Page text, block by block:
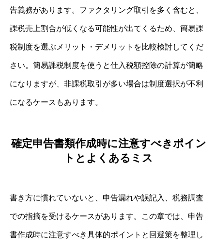
告義務があります。ファクタリング取引を多く含むと、
課税売上割合が低くなる可能性が出てくるため、簡易課
税制度を選ぶメリット・デメリットを比較検討してくだ
さい。簡易課税制度を使うと仕入税額控除の計算が簡略
になりますが、非課税取引が多い場合は制度選択が不利
になるケースもあります。
確定申告書類作成時に注意すべきポイン
トとよくあるミス
書き方に慣れていないと、申告漏れや誤記入、税務調査
での指摘を受けるケースがあります。この章では、申告
書作成時に注意すべき具体的ポイントと回避策を整理し